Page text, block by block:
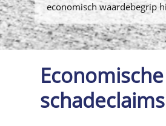
economisch waardebegrip
Economische
schadeclaims